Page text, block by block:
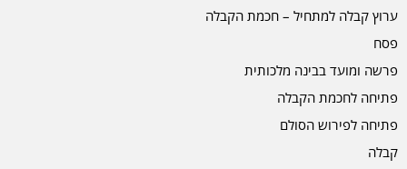
ערוץ קבלה למתחיל – חכמת הקבלה
פסח
פרשה ומועד בבינה מלכותית
פתיחה לחכמת הקבלה
פתיחה לפירוש הסולם
קבלה